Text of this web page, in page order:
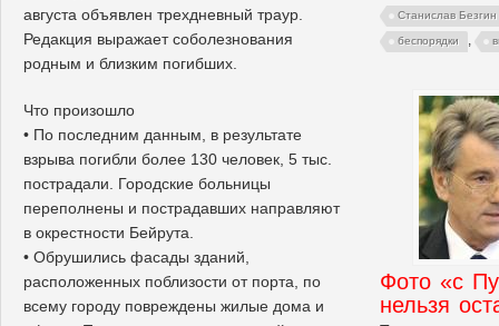
августа объявлен трехдневный траур.
Редакция выражает соболезнования
родным и близким погибших.
Что произошло
• По последним данным, в результате
взрыва погибли более 130 человек, 5 тыс.
пострадали. Городские больницы
переполнены и пострадавших направляют
в окрестности Бейрута.
• Обрушились фасады зданий,
расположенных поблизости от порта, по
всему городу повреждены жилые дома и
Станислав Безгин
беспорядки ,
Фото «с
нельзя